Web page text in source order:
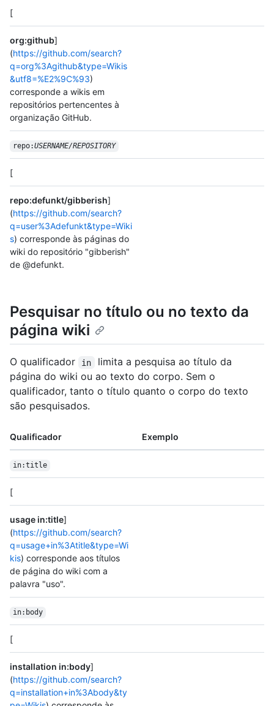
[
org:github]
(https://github.com/search?
q=org%3Agithub&type=Wikis
&utf8=%E2%9C%93)
corresponde a wikis em
repositórios pertencentes à
organização GitHub.
repo:USERNAME/REPOSITORY
[
repo:defunkt/gibberish]
(https://github.com/search?
q=user%3Adefunkt&type=Wiki
s) corresponde às páginas do
wiki do repositório "gibberish"
de @defunkt.
Pesquisar no título ou no texto da
página wiki
O qualificador in
limita a pesquisa ao título da
página do wiki ou ao texto do corpo. Sem o
qualificador, tanto o título quanto o corpo do texto
são pesquisados.
Qualificador Exemplo
in:title
[
usage in:title]
(https://github.com/search?
q=usage+in%3Atitle&type=Wi
kis) corresponde aos títulos
de página do wiki com a
palavra "uso".
in:body
[
installation in:body]
(https://github.com/search?
q=installation+in%3Abody&ty